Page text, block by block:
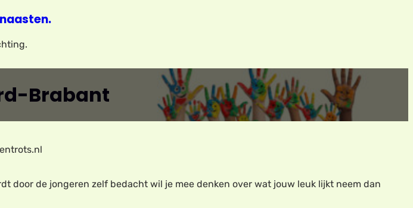
Brabant
door de jongeren zelf bedacht wil je mee denken over wat jouw leuk lijkt neem dan